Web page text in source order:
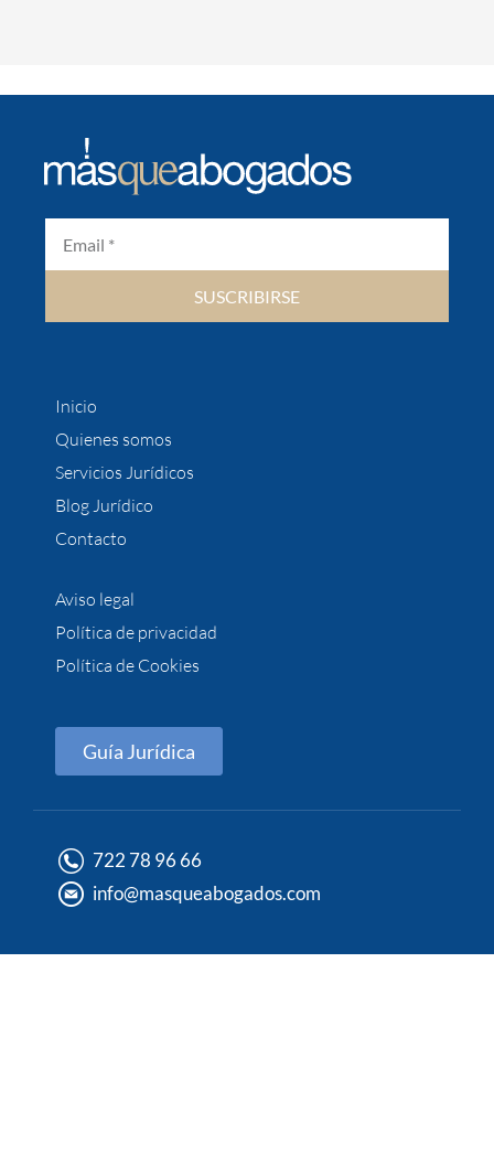
SUSCRIBIRSE
Inicio
Quienes somos
Servicios Jurídicos
Blog Jurídico
Contacto
Aviso legal
Política de privacidad
Política de Cookies
Guía Jurídica
722 78 96 66
info@masqueabogados.com